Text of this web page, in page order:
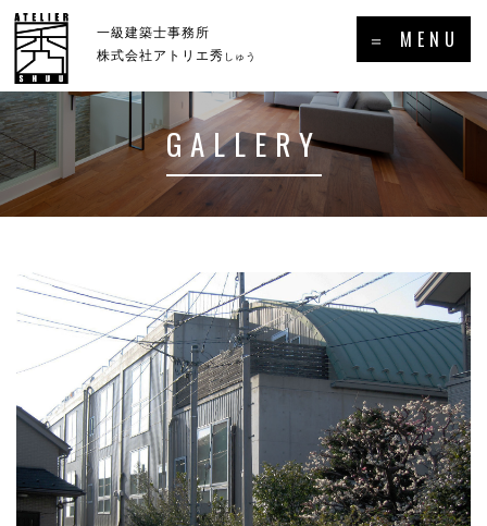
＝ MENU
一級建築士事務所
株式会社アトリエ秀 しゅう ×
ホーム
－HOME
新着情報・トピックス
－NEWS／TOPICS
－CONCEPT －GALLERY
事業案内
－SERVICE
プロフィール
－PROFILE
実績・受賞歴
メディア掲載・出演・講演等
GALLERY